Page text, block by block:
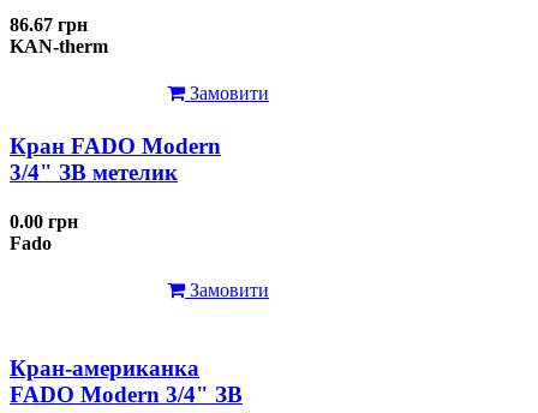
86.67 грн
KAN-therm
Замовити
Кран FADO Modern
3/4" ЗВ метелик
0.00 грн
Fado
Замовити
Кран-американка
FADO Modern 3/4" ЗВ